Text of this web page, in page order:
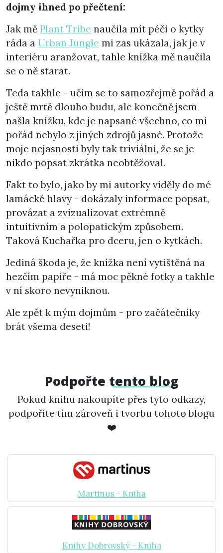
dojmy ihned po přečtení:
Jak mě Plant Tribe naučila mít péči o kytky
ráda a Urban Jungle mi zas ukázala, jak je v
interiéru aranžovat, tahle knížka mě naučila
se o ně starat.
Teda takhle - učím se to samozřejmě pořád a
ještě mrtě dlouho budu, ale konečně jsem
našla knížku, kde je napsané všechno, co mi
pořád nebylo z jiných zdrojů jasné. Protože
moje nejasnosti byly tak triviální, že se je
nikdo popsat zkrátka neobtěžoval.
Fakt to bylo, jako by mi autorky viděly do mé
lamácké hlavy - dokázaly informace popsat,
provázat a zvizualizovat extrémně
intuitivním a polopatickým způsobem.
Taková Kuchařka pro dceru, jen o kytkách.
Jediná škoda je, že knížka není vytištěná na
hezčím papíře - má moc pěkné fotky a takhle
v ní skoro nevyniknou.
Ale zpět k mým dojmům - pro začátečníky
brát všema deseti!
Podpořte tento blog
Pokud knihu nakoupíte přes tyto odkazy,
podpoříte tím zároveň i tvorbu tohoto blogu
❤️
Martinus - Kniha
Knihy Dobrovský - Kniha